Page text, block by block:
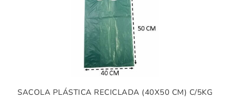
SACOLA PLÁSTICA RECICLADA (40X50 CM) C/5KG